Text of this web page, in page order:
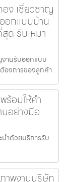
ง เชี่ยวชาญ
อกแบบบ้าน
ด รับเหมา
านรับออกแบบ
องการของลูกค้า
ร้อมให้คำ
อย่างมือ
ำด้วยบริการรับ
าพงานบริษัท